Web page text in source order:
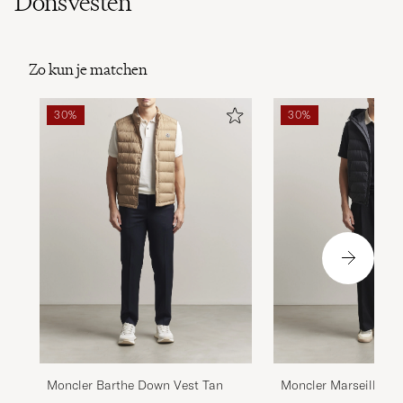
Zo kun je matchen
30%
Moncler Barthe Down Vest Tan
30%
Moncler Marseillan